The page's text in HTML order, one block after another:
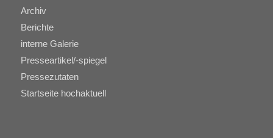
Archiv
Berichte
interne Galerie
Presseartikel/-spiegel
Pressezutaten
Startseite hochaktuell